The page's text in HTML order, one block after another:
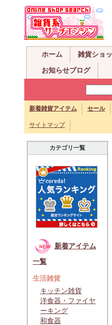
ホーム 雑貨ショ
お知らせブログ
新着雑貨アイテム セール
サイトマップ
カテゴリ一覧
新着アイテム
一覧
生活雑貨
キッチン雑貨
洋食器・ファイヤ
ーキング
和食器